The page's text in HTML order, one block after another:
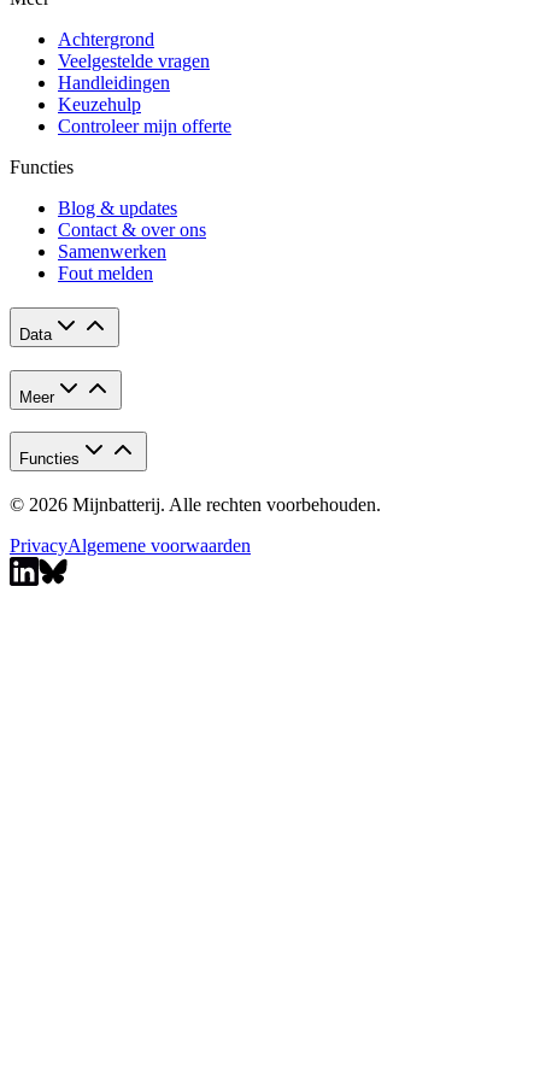
Achtergrond
Veelgestelde vragen
Handleidingen
Keuzehulp
Controleer mijn offerte
Functies
Blog & updates
Contact & over ons
Samenwerken
Fout melden
Data
Meer
Functies
© 2026 Mijnbatterij. Alle rechten voorbehouden.
PrivacyAlgemene voorwaarden